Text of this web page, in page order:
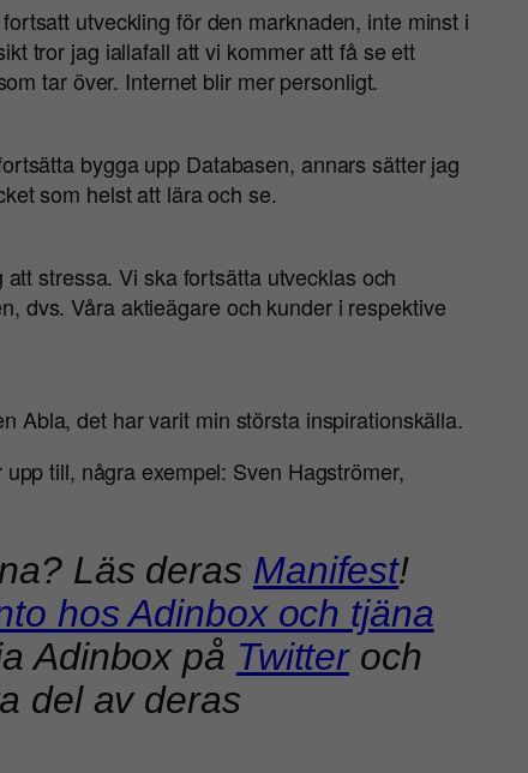
utveckling för den marknaden, inte minst i
tror jag iallafall att vi kommer att få se ett
tar över. Internet blir mer personligt.
bygga upp Databasen, annars sätter jag
som helst att lära och se.
stressa. Vi ska fortsätta utvecklas och
dvs. Våra aktieägare och kunder i respektive
Abla, det har varit min största inspirationskälla.
till, några exempel: Sven Hagströmer,
Läs deras Manifest!
hos Adinbox och tjäna
Adinbox på Twitteroch
del av deras